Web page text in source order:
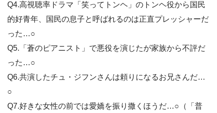
Q4.高視聴率ドラマ「笑ってトンヘ」のトンヘ役から国民
的好青年、国民の息子と呼ばれるのは正直プレッシャーだ
った…○
Q5.「蒼のピアニスト」で悪役を演じたが家族から不評だ
った…○
Q6.共演したチュ・ジフンさんは頼りになるお兄さんだ…
○
Q7.好きな女性の前では愛嬌を振り撒くほうだ…○（「普